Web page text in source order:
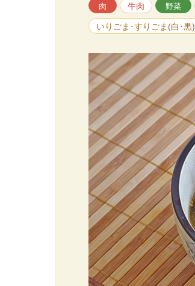
肉 牛肉 野菜
いりごま･すりごま(白･黒)